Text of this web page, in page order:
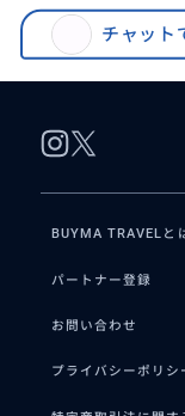
本語ガイド付き】
チャット
【 貸切 】ハロン湾日
BUYMA TRAVELと
パートナー登録
お問い合わせ
プライバシーポリシ